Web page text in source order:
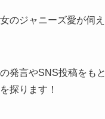
のジャニーズ愛が伺
発言やSNS投稿をも
探ります！